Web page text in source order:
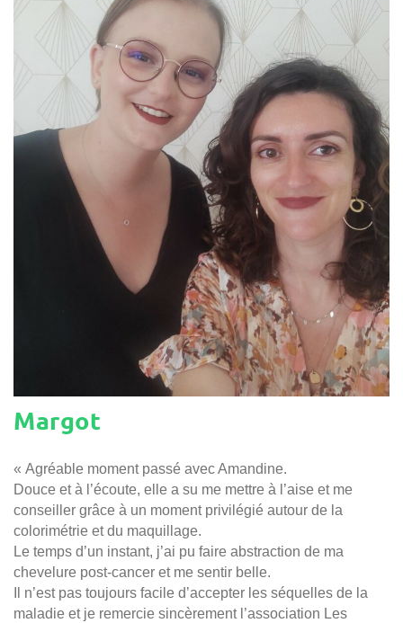
Margot
« Agréable moment passé avec Amandine.
Douce et à l’écoute, elle a su me mettre à l’aise et me
conseiller grâce à un moment privilégié autour de la
colorimétrie et du maquillage.
Le temps d’un instant, j’ai pu faire abstraction de ma
chevelure post-cancer et me sentir belle.
Il n’est pas toujours facile d’accepter les séquelles de la
maladie et je remercie sincèrement l’association Les